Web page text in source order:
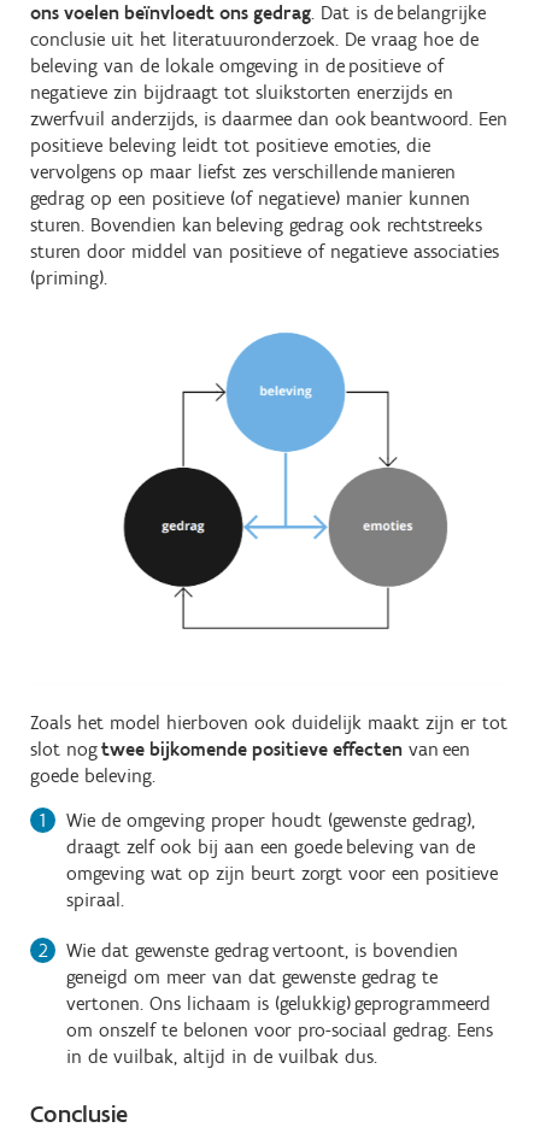
ons voelen beïnvloedt ons gedrag. Dat is de belangrijke
conclusie uit het literatuuronderzoek. De vraag hoe de
beleving van de lokale omgeving in de positieve of
negatieve zin bijdraagt tot sluikstorten enerzijds en
zwerfvuil anderzijds, is daarmee dan ook beantwoord. Een
positieve beleving leidt tot positieve emoties, die
vervolgens op maar liefst zes verschillende manieren
gedrag op een positieve (of negatieve) manier kunnen
sturen. Bovendien kan beleving gedrag ook rechtstreeks
sturen door middel van positieve of negatieve associaties
(priming).
Zoals het model hierboven ook duidelijk maakt zijn er tot
slot nogtwee bijkomende positieve effecten van een
goede beleving.
Wie de omgeving proper houdt (gewenste gedrag),
draagt zelf ook bij aan een goede beleving van de
omgeving wat op zijn beurt zorgt voor een positieve
spiraal.
Wie dat gewenste gedrag vertoont, is bovendien
geneigd om meer van dat gewenste gedrag te
vertonen. Ons lichaam is (gelukkig) geprogrammeerd
om onszelf te belonen voor pro-sociaal gedrag. Eens
in de vuilbak, altijd in de vuilbak dus.
Conclusie